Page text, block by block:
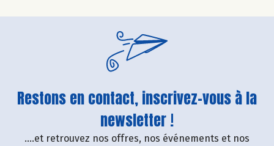
Restons en contact, inscrivez-vous à la
newsletter !
....et retrouvez nos offres, nos événements et nos